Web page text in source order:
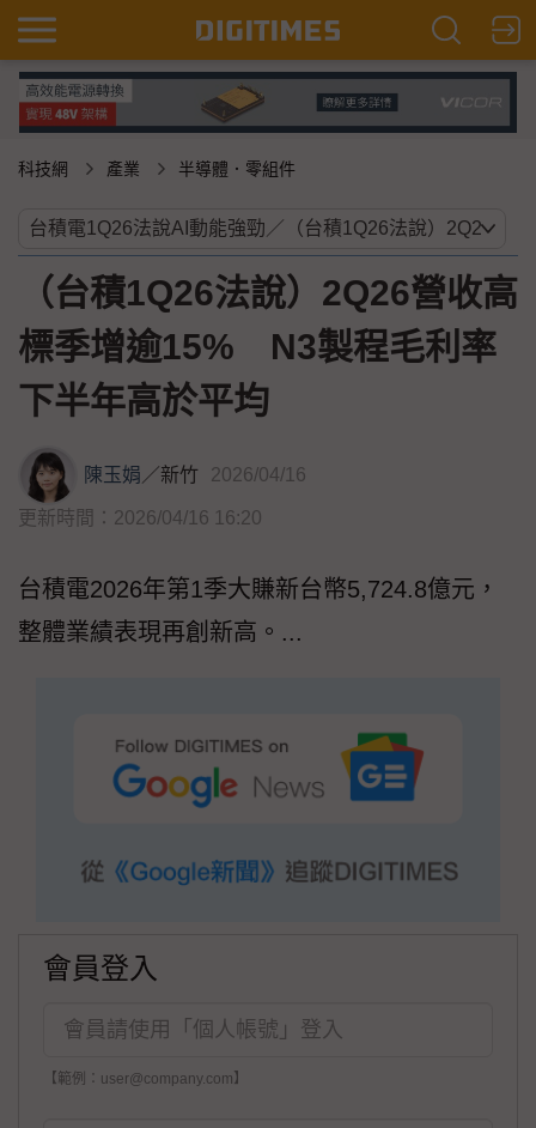
科技網 產業 半導體．零組件
（台積1Q26法說）2Q26營收高
標季增逾15% N3製程毛利率
下半年高於平均
陳玉娟／新竹 2026/04/16
更新時間：2026/04/16 16:20
台積電2026年第1季大賺新台幣5,724.8億元，
整體業績表現再創新高。...
會員登入
【範例：user@company.com】